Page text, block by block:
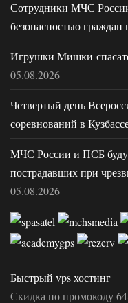
Сотрудники МЧС России
безопасностью граждан
Игрушки Мишки-
05.08.2026
Четвертый день
соревнований в
МЧС России и ПСБ
пострадавших при
05.08.2026
Быстрый vps хостинг
Скидка по промокоду